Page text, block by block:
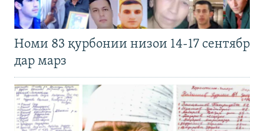
Номи 83 қурбонии низои 14-17 сентябр
дар марз